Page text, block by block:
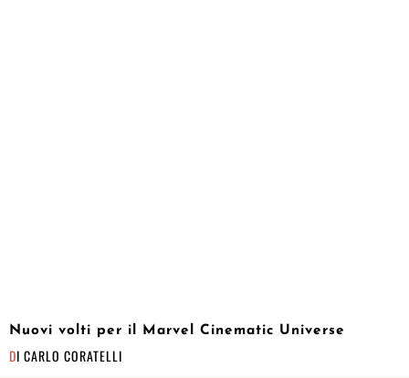
Nuovi volti per il Marvel Cinematic Universe
DI CARLO CORATELLI